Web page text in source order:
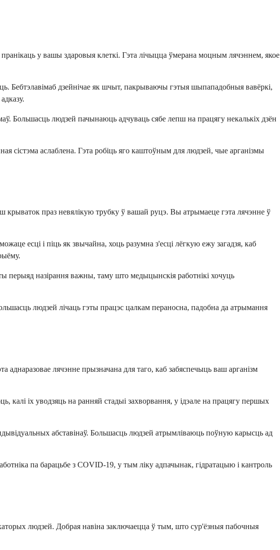
у вашы здаровыя клеткі. Гэта лічыцца ўмерана моцным лячэннем, якое
Бебтэлавімаб дзейнічае як шчыт, пакрываючы гэтыя шыпападобныя вавёркі,
Большасць людзей пачынаюць адчуваць сябе лепш на працягу некалькіх дзён
сістэма аслаблена. Гэта робіць яго каштоўным для людзей, чые арганізмы
крываток праз невялікую трубку ў вашай руцэ. Вы атрымаеце гэта лячэнне ў
есці і піць як звычайна, хоць разумна з'есці лёгкую ежу загадзя, каб
перыяд назірання важны, таму што медыцынскія работнікі хочуць
людзей лічаць гэты працэс цалкам пераносна, падобна да атрымання
аднаразовае лячэнне прызначана для таго, каб забяспечыць ваш арганізм
іх уводзяць на ранняй стадыі захворвання, у ідэале на працягу першых
абставінаў. Большасць людзей атрымліваюць поўную карысць ад
па барацьбе з COVID-19, у тым ліку адпачынак, гідратацыю і кантроль
людзей. Добрая навіна заключаецца ў тым, што сур'ёзныя пабочныя